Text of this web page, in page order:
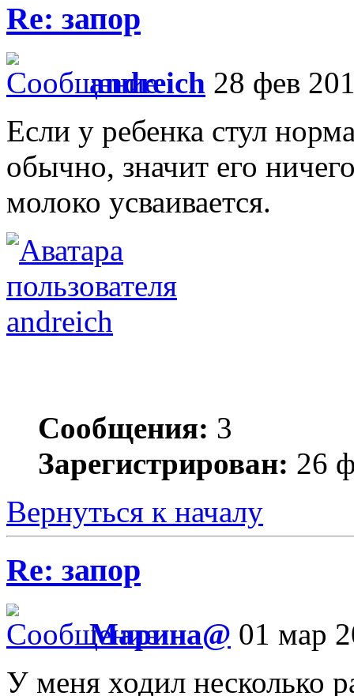
Re: запор
andreich 28 фев
Если у ребенка стул
обычно, значит его
молоко усваивается.
andreich
Сообщения: 3
Зарегистрирован: 26
Вернуться к началу
Re: запор
Марина@ 01 мар
У меня ходил несколько